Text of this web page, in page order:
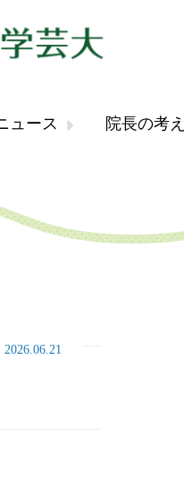
ュース 院長の考え
2026.06.21